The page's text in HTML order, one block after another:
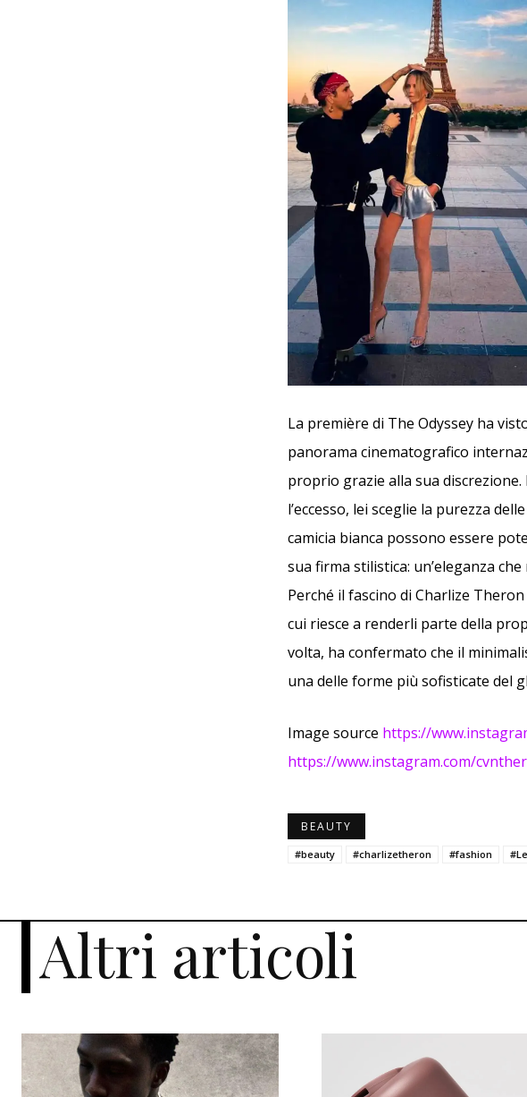
La première di The Odyssey ha
panorama cinematografico
proprio grazie alla sua
l’eccesso, lei sceglie la purezza
camicia bianca possono essere
sua firma stilistica: un’eleganza
Perché il fascino di Charlize
cui riesce a renderli parte della
volta, ha confermato che il
una delle forme più sofisticate del
Image source https://
https://www.instagram.com/
BEAUTY
#beauty #charlizetheron #fashion
Altri articoli